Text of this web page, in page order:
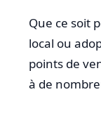
Que ce soit
local ou
points de
à de